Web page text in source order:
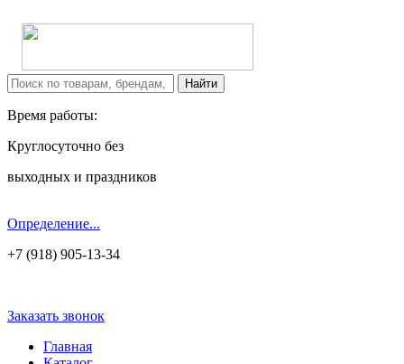
Время работы:
Круглосуточно без
выходных и праздников
Определение...
+7 (918) 905-13-34
Заказать звонок
Главная